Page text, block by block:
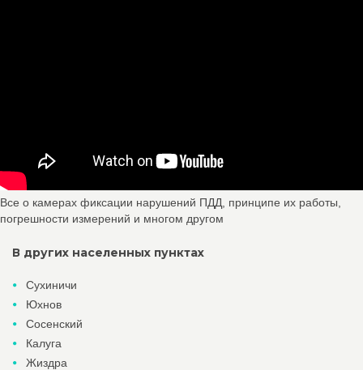
Все о камерах фиксации нарушений ПДД, принципе их работы,
погрешности измерений и многом другом
В других населенных пунктах
Сухиничи
Юхнов
Сосенский
Калуга
Жиздра